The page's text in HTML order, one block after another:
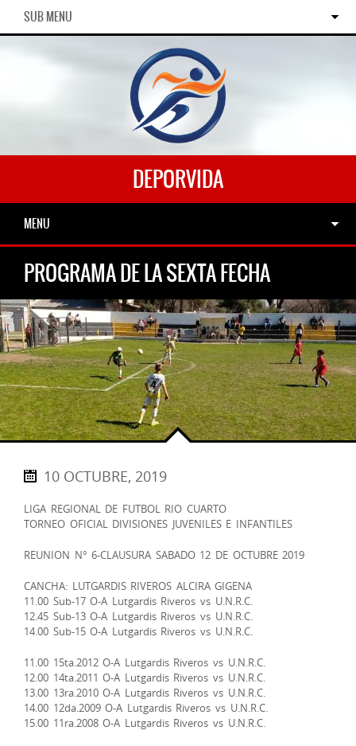
SUB MENU
DEPORVIDA
MENU
PROGRAMA DE LA SEXTA FECHA
10 OCTUBRE, 2019
LIGA REGIONAL DE FUTBOL RIO CUARTO
TORNEO OFICIAL DIVISIONES JUVENILES E INFANTILES
REUNION N° 6-CLAUSURA SABADO 12 DE OCTUBRE 2019
CANCHA: LUTGARDIS RIVEROS ALCIRA GIGENA
11.00 Sub-17 O-A Lutgardis Riveros vs U.N.R.C.
12.45 Sub-13 O-A Lutgardis Riveros vs U.N.R.C.
14.00 Sub-15 O-A Lutgardis Riveros vs U.N.R.C.
11.00 15ta.2012 O-A Lutgardis Riveros vs U.N.R.C.
12.00 14ta.2011 O-A Lutgardis Riveros vs U.N.R.C.
13.00 13ra.2010 O-A Lutgardis Riveros vs U.N.R.C.
14.00 12da.2009 O-A Lutgardis Riveros vs U.N.R.C.
15.00 11ra.2008 O-A Lutgardis Riveros vs U.N.R.C.